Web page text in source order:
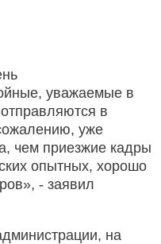
уважаемые в
в
уже
чем приезжие кадры
опытных, хорошо
- заявил
на